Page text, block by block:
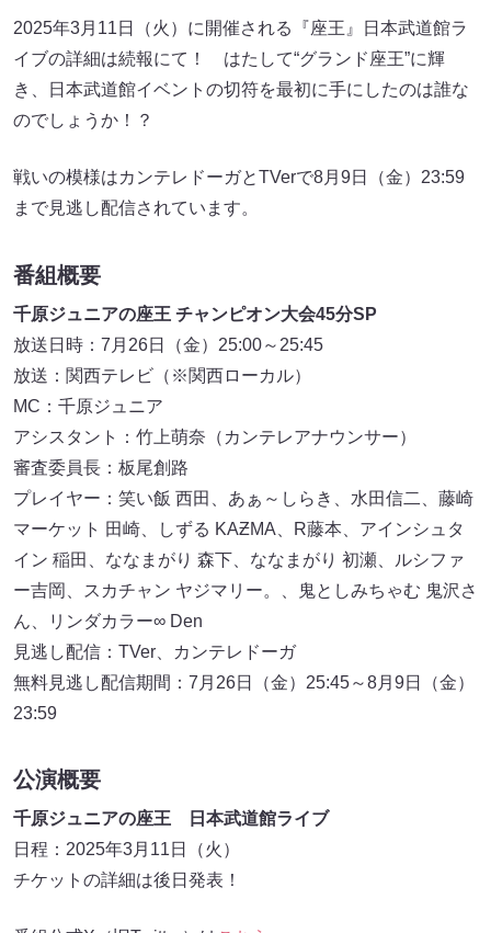
2025年3月11日（火）に開催される『座王』日本武道館ラ
イブの詳細は続報にて！ はたして“グランド座王”に輝
き、日本武道館イベントの切符を最初に手にしたのは誰な
のでしょうか！？
戦いの模様はカンテレドーガとTVerで8月9日（金）23:59
まで見逃し配信されています。
番組概要
千原ジュニアの座王 チャンピオン大会45分SP
放送日時：7月26日（金）25:00～25:45
放送：関西テレビ（※関西ローカル）
MC：千原ジュニア
アシスタント：竹上萌奈（カンテレアナウンサー）
審査委員長：板尾創路
プレイヤー：笑い飯 西田、あぁ～しらき、水田信二、藤崎
マーケット 田崎、しずる KAƵMA、R藤本、アインシュタ
イン 稲田、ななまがり 森下、ななまがり 初瀬、ルシファ
ー吉岡、スカチャン ヤジマリー。、鬼としみちゃむ 鬼沢さ
ん、リンダカラー∞ Den
見逃し配信：TVer、カンテレドーガ
無料見逃し配信期間：7月26日（金）25:45～8月9日（金）
23:59
公演概要
千原ジュニアの座王 日本武道館ライブ
日程：2025年3月11日（火）
チケットの詳細は後日発表！